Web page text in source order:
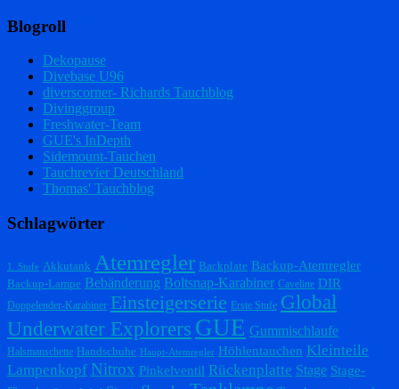
Blogroll
Dekopause
Divebase U96
diverscorner- Richards Tauchblog
Divinggroup
Freshwater-Team
GUE's InDepth
Sidemount-Tauchen
Tauchrevier Deutschland
Thomas' Tauchblog
Schlagwörter
1. Stufe Akkutank Atemregler Backplate Backup-Atemregler
Backup-Lampe Bebänderung Boltsnap-Karabiner Caveline DIR
Doppelender-Karabiner Einsteigerserie Erste Stufe Global
Underwater Explorers GUE Gummischlaufe
Halsmanschette Handschuhe Haupt-Atemregler Höhlentauchen Kleinteile
Lampenkopf Nitrox Pinkelventil Rückenplatte Stage Stage-